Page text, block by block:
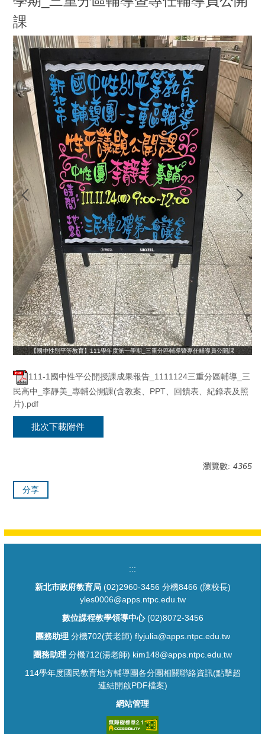
課
【國中性別平等教育】111學年度第一學期_三重分區輔導暨專任輔導員公開課
111-1國中性平公開授課成果報告_1111124三重分區輔導_三
民高中_李靜美_專輔公開課(含教案、PPT、回饋表、紀錄表及照
片).pdf
批次下載附件
瀏覽數: 4365
分享
:::
新北市政府教育局(02)2960-3456 分機8466 (陳校長)
yles0006@apps.ntpc.edu.tw
數位課程教學領導中心(02)8072-3456
團務助理分機702(黃老師) flyjulia@apps.ntpc.edu.tw
團務助理 分機712(湯老師) kim148@apps.ntpc.edu.tw
114學年度國民教育地方輔導團各分團相關聯絡資訊(點擊超
連結開啟PDF檔案)
網站管理